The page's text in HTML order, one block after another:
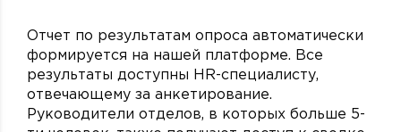
Отчет по результатам опроса автоматически
формируется на нашей платформе. Все
результаты доступны HR-специалисту,
отвечающему за анкетирование.
Руководители отделов, в которых больше 5-